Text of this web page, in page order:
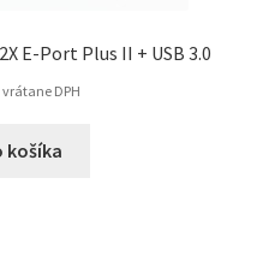
E-Port Plus II + USB 3.0
vrátane DPH
košíka